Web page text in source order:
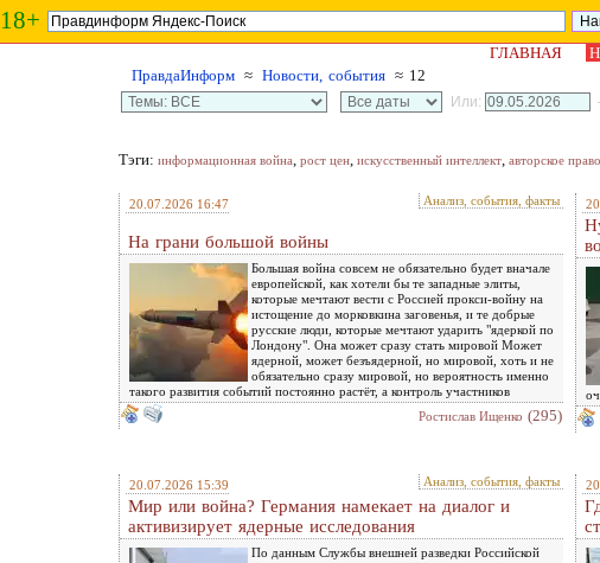
18+
ГЛАВНАЯ
ПравдаИнформ ≈ Новости, события ≈ 12
Или:
Тэги: информационная война, рост цен, искусственный интеллект, авторское право
20.07.2026 16:47 Анализ, события, факты
На грани большой войны
Большая война совсем не обязательно будет вначале
европейской, как хотели бы те западные элиты,
которые мечтают вести с Россией прокси-войну на
истощение до морковкина заговенья, и те добрые
русские люди, которые мечтают ударить "ядеркой по
Лондону". Она может сразу стать мировой Может
ядерной, может безъядерной, но мировой, хоть и не
обязательно сразу мировой, но вероятность именно
такого развития событий постоянно растёт, а контроль участников
Ростислав Ищенко (295)
20.07.2026 15:39 Анализ, события, факты
Мир или война? Германия намекает на диалог и
активизирует ядерные исследования
По данным Службы внешней разведки Российской